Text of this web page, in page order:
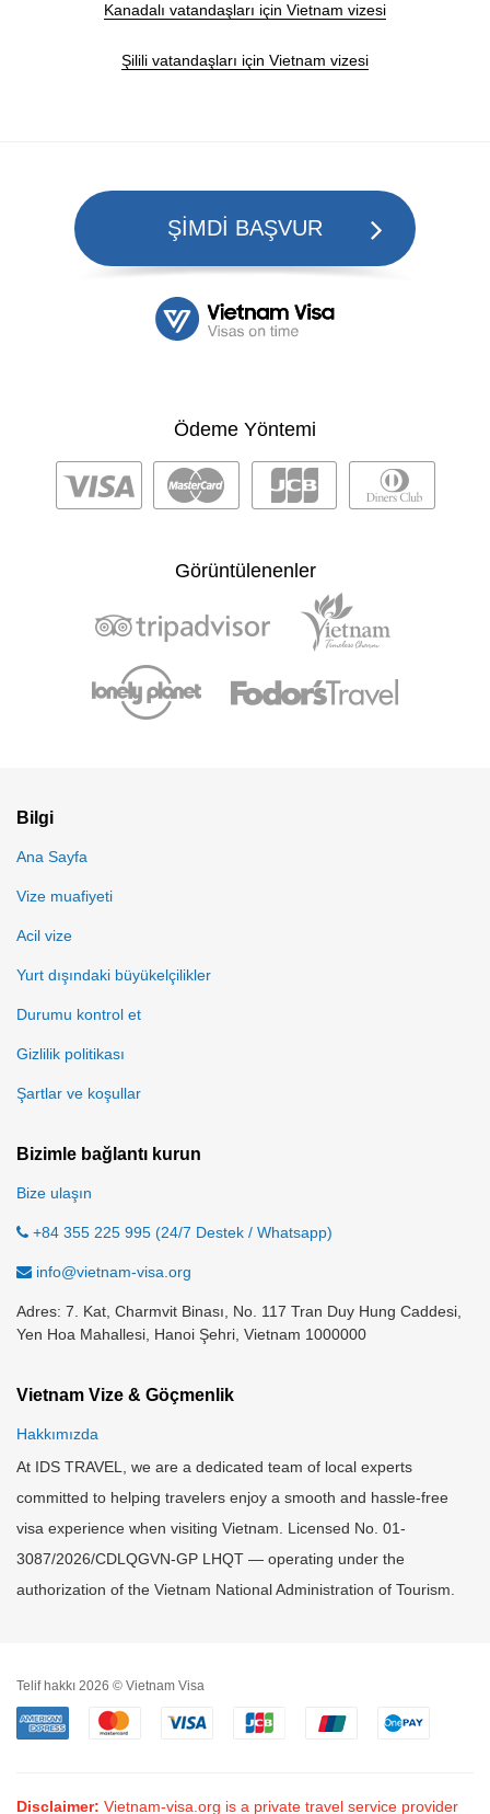
Kanadalı vatandaşları için Vietnam vizesi
Şilili vatandaşları için Vietnam vizesi
ŞİMDİ BAŞVUR
Ödeme Yöntemi
Görüntülenenler
Bilgi
Ana Sayfa
Vize muafiyeti
Acil vize
Yurt dışındaki büyükelçilikler
Durumu kontrol et
Gizlilik politikası
Şartlar ve koşullar
Bizimle bağlantı kurun
Bize ulaşın
+84 355 225 995 (24/7 Destek / Whatsapp)
info@vietnam-visa.org
Adres: 7. Kat, Charmvit Binası, No. 117 Tran Duy Hung Caddesi,
Yen Hoa Mahallesi, Hanoi Şehri, Vietnam 1000000
Vietnam Vize & Göçmenlik
Hakkımızda
At IDS TRAVEL, we are a dedicated team of local experts
committed to helping travelers enjoy a smooth and hassle-free
visa experience when visiting Vietnam. Licensed No. 01-
3087/2026/CDLQGVN-GP LHQT — operating under the
authorization of the Vietnam National Administration of Tourism.
Telif hakkı 2026 © Vietnam Visa
Disclaimer: Vietnam-visa.org is a private travel service provider